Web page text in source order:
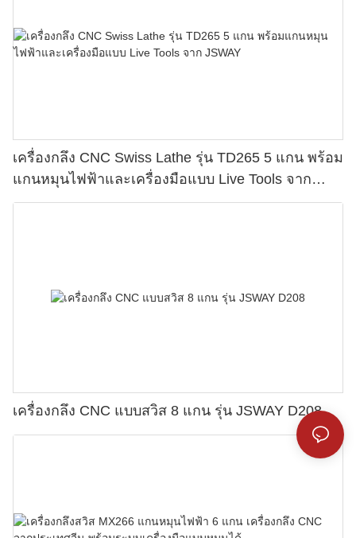
เครื่องกลึง CNC Swiss Lathe รุ่น TD265 5 แกน พร้อม
แกนหมุนไฟฟ้าและเครื่องมือแบบ Live Tools จาก
JSWAY
เครื่องกลึง CNC แบบสวิส 8 แกน รุ่น JSWAY D208